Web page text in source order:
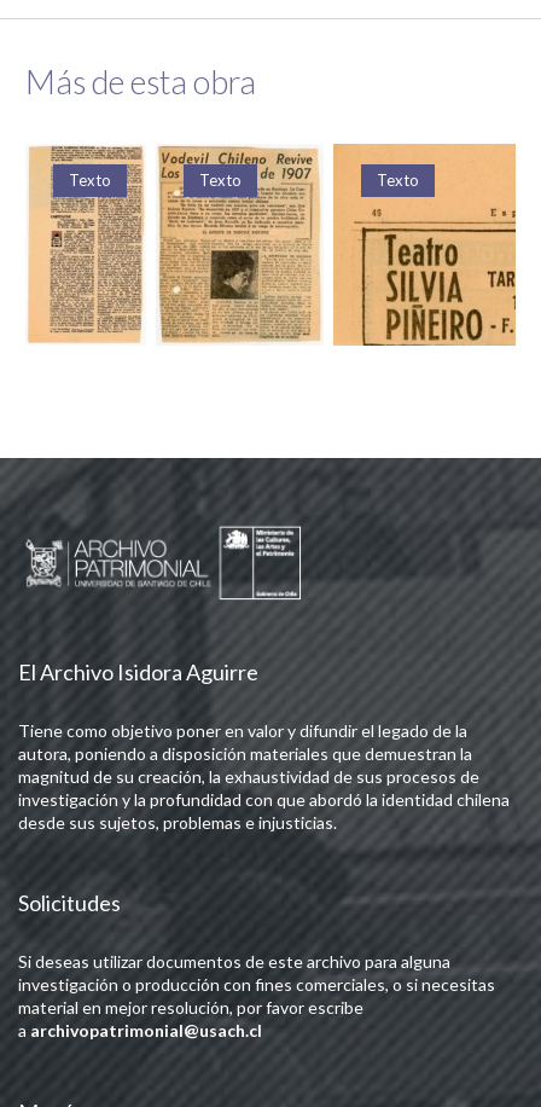
Más de esta obra
Texto Texto Texto
El Archivo Isidora Aguirre
Tiene como objetivo poner en valor y difundir el legado de la
autora, poniendo a disposición materiales que demuestran la
magnitud de su creación, la exhaustividad de sus procesos de
investigación y la profundidad con que abordó la identidad chilena
desde sus sujetos, problemas e injusticias.
Solicitudes
Si deseas utilizar documentos de este archivo para alguna
investigación o producción con fines comerciales, o si necesitas
material en mejor resolución, por favor escribe
a archivopatrimonial@usach.cl